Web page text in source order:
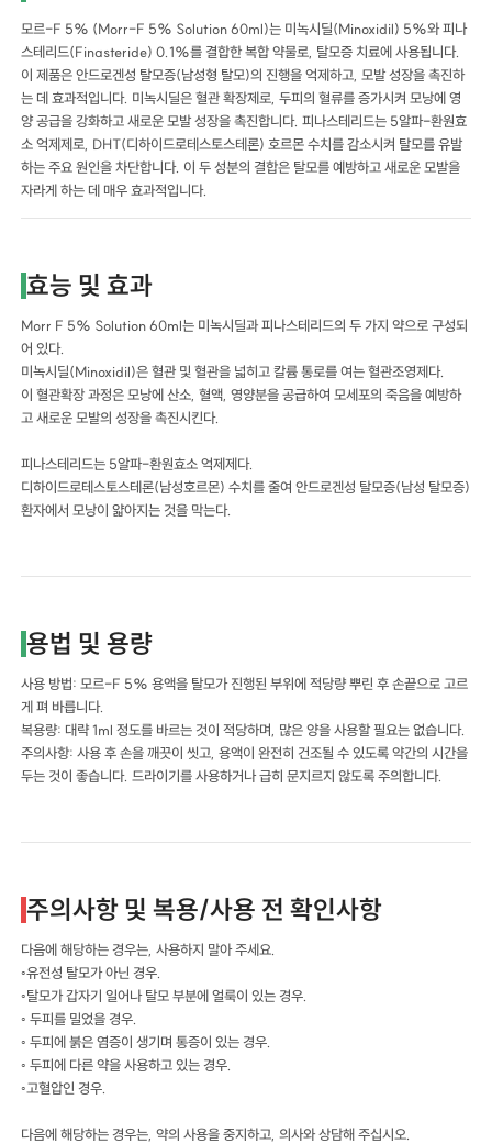
모르-F 5% (Morr-F 5% Solution 60ml)는 미녹시딜(Minoxidil) 5%와 피나
스테리드(Finasteride) 0.1%를 결합한 복합 약물로, 탈모증 치료에 사용됩니다.
이 제품은 안드로겐성 탈모증(남성형 탈모)의 진행을 억제하고, 모발 성장을 촉진하
는 데 효과적입니다. 미녹시딜은 혈관 확장제로, 두피의 혈류를 증가시켜 모낭에 영
양 공급을 강화하고 새로운 모발 성장을 촉진합니다. 피나스테리드는 5알파-환원효
소 억제제로, DHT(디하이드로테스토스테론) 호르몬 수치를 감소시켜 탈모를 유발
하는 주요 원인을 차단합니다. 이 두 성분의 결합은 탈모를 예방하고 새로운 모발을
자라게 하는 데 매우 효과적입니다.
효능 및 효과
Morr F 5% Solution 60ml는 미녹시딜과 피나스테리드의 두 가지 약으로 구성되
어 있다.
미녹시딜(Minoxidil)은 혈관 및 혈관을 넓히고 칼륨 통로를 여는 혈관조영제다.
이 혈관확장 과정은 모낭에 산소, 혈액, 영양분을 공급하여 모세포의 죽음을 예방하
고 새로운 모발의 성장을 촉진시킨다.
피나스테리드는 5알파-환원효소 억제제다.
디하이드로테스토스테론(남성호르몬) 수치를 줄여 안드로겐성 탈모증(남성 탈모증)
환자에서 모낭이 얇아지는 것을 막는다.
용법 및 용량
사용 방법: 모르-F 5% 용액을 탈모가 진행된 부위에 적당량 뿌린 후 손끝으로 고르
게 펴 바릅니다.
복용량: 대략 1ml 정도를 바르는 것이 적당하며, 많은 양을 사용할 필요는 없습니다.
주의사항: 사용 후 손을 깨끗이 씻고, 용액이 완전히 건조될 수 있도록 약간의 시간을
두는 것이 좋습니다. 드라이기를 사용하거나 급히 문지르지 않도록 주의합니다.
주의사항 및 복용/사용 전 확인사항
다음에 해당하는 경우는, 사용하지 말아 주세요.
◦유전성 탈모가 아닌 경우.
◦탈모가 갑자기 일어나 탈모 부분에 얼룩이 있는 경우.
◦ 두피를 밀었을 경우.
◦ 두피에 붉은 염증이 생기며 통증이 있는 경우.
◦ 두피에 다른 약을 사용하고 있는 경우.
◦고혈압인 경우.
다음에 해당하는 경우는, 약의 사용을 중지하고, 의사와 상담해 주십시오.